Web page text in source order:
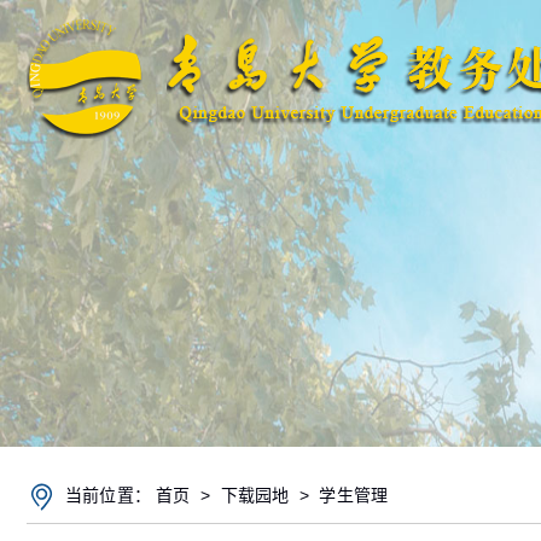
当前位置：首页 > 下载园地 >学生管理